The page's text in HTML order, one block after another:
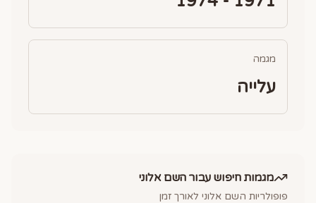
מגמה
עלייה
מגמות חיפוש עבור השםאלוני
פופולריות השם אלוני לאורך זמן